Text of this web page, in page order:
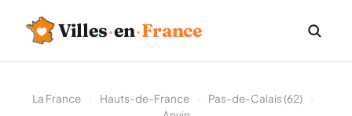
Villes·en·France
La France Hauts-de-France Pas-de-Calais (62)